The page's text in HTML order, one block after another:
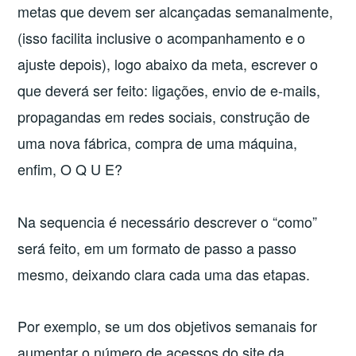
metas que devem ser alcançadas semanalmente,
(isso facilita inclusive o acompanhamento e o
ajuste depois), logo abaixo da meta, escrever o
que deverá ser feito: ligações, envio de e-mails,
propagandas em redes sociais, construção de
uma nova fábrica, compra de uma máquina,
enfim, O Q U E?
Na sequencia é necessário descrever o “como”
será feito, em um formato de passo a passo
mesmo, deixando clara cada uma das etapas.
Por exemplo, se um dos objetivos semanais for